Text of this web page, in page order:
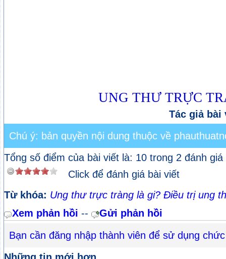
UNG THƯ TRỰC
Tác giả
Chú ý: bản quyền nội dung thuộc về
Tổng số điểm của bài viết là: 10 trong 2 đánh giá
Click để đánh giá bài viết
Từ khóa: Ung thư trực tràng là gi? Điều trị ung
Xem phản hồi --
Gửi phản hồi
Bạn cần đăng nhập thành viên để sử dụng